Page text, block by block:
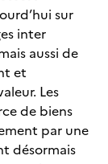
sur
inter
aussi de
et
Les
de biens
par une
désormais